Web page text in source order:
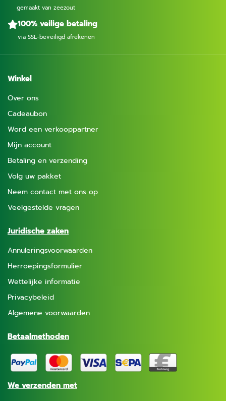
gemaakt van zeezout
100% veilige betaling
via SSL-beveiligd afrekenen
Winkel
Over ons
Cadeaubon
Word een verkooppartner
Mijn account
Betaling en verzending
Volg uw pakket
Neem contact met ons op
Veelgestelde vragen
Juridische zaken
Annuleringsvoorwaarden
Herroepingsformulier
Wettelijke informatie
Privacybeleid
Algemene voorwaarden
Betaalmethoden
We verzenden met